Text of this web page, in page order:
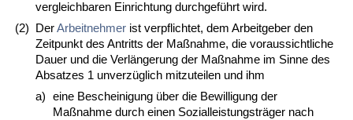
vergleichbaren Einrichtung durchgeführt wird.
(2) DerArbeitnehmer ist verpflichtet, dem Arbeitgeber den
Zeitpunkt des Antritts der Maßnahme, die voraussichtliche
Dauer und die Verlängerung der Maßnahme im Sinne des
Absatzes 1 unverzüglich mitzuteilen und ihm
a) eine Bescheinigung über die Bewilligung der
Maßnahme durch einen Sozialleistungsträger nach